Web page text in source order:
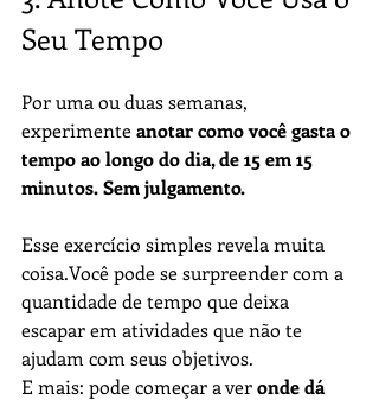
Seu Tempo
Por uma ou duas semanas,
experimente anotar como você gasta o
tempo ao longo do dia, de 15 em 15
minutos. Sem julgamento.
Esse exercício simples revela muita
coisa.Você pode se surpreender com a
quantidade de tempo que deixa
escapar em atividades que não te
ajudam com seus objetivos.
E mais: pode começar a ver onde dá